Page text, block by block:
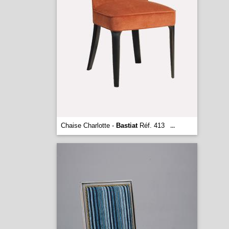
Chaise Charlotte - BastiatRéf. 413 ...